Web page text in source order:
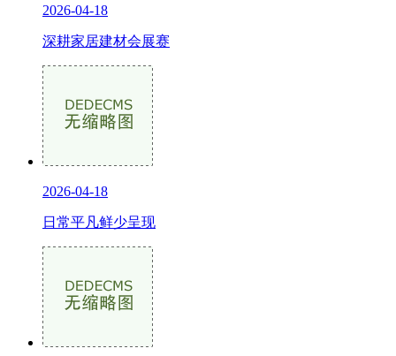
2026-04-18
深耕家居建材会展赛
2026-04-18
日常平凡鲜少呈现